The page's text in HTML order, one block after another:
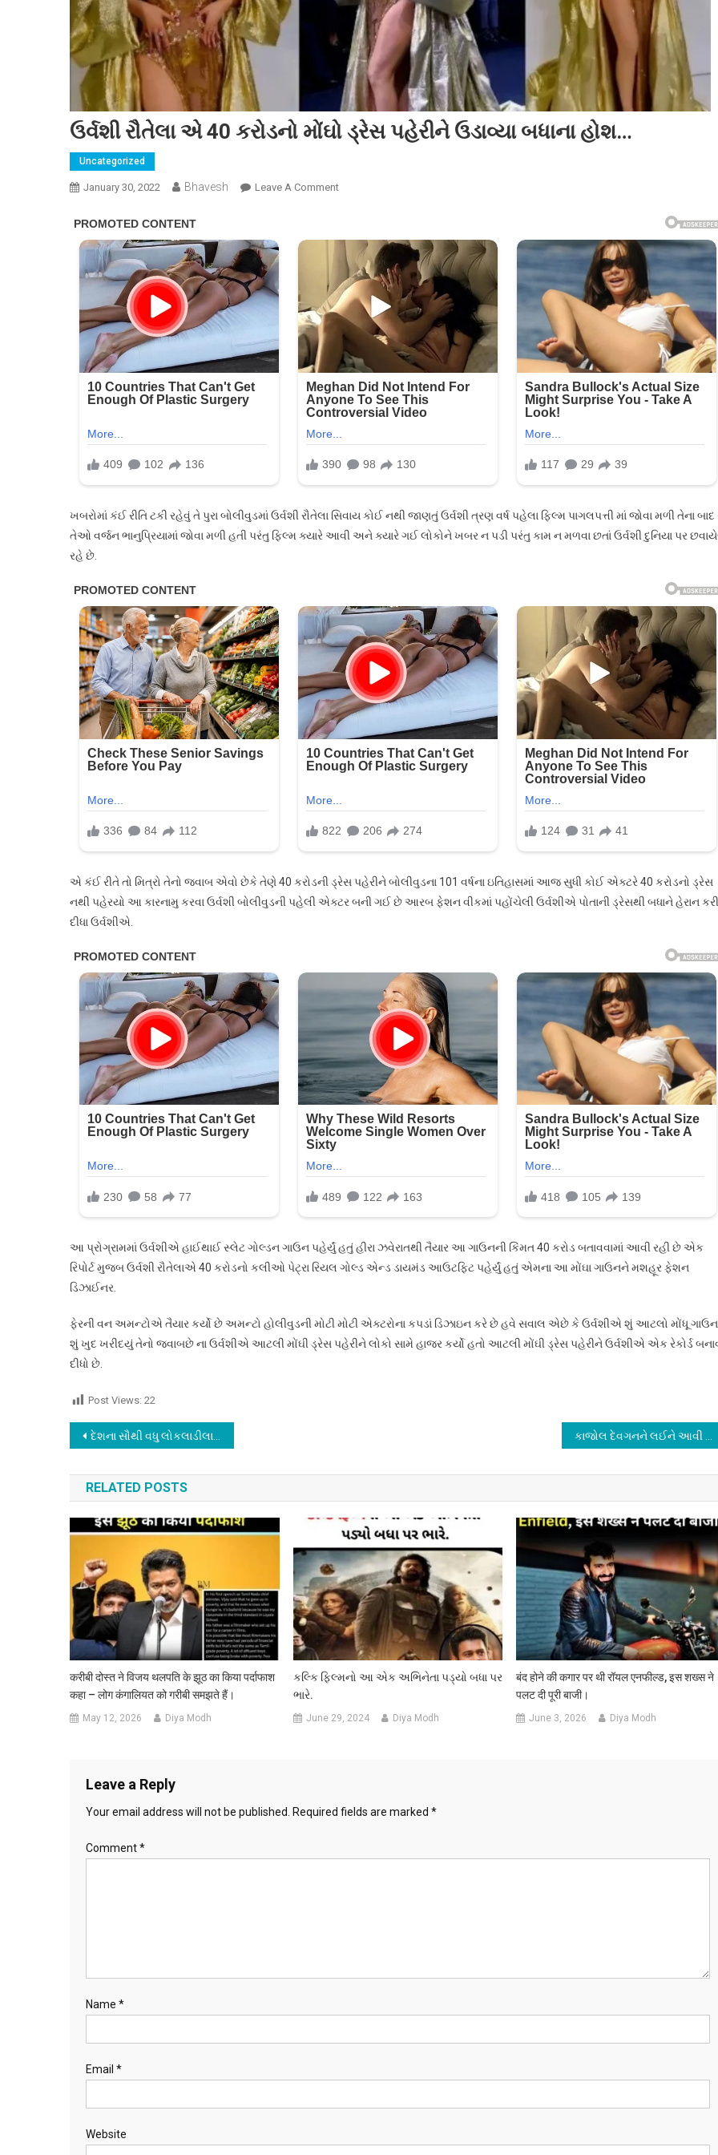
ઉર્વશી રૌતેલા એ 40 કરોડનો મોંઘો ડ્રેસ પહેરીને ઉડાવ્યા બધાના હોશ…
Uncategorized
January 30, 2022 Bhavesh Leave A CommentOn
એ
40
કરોડનો
મોંઘો
ડ્રેસ
પહેરીને
ઉડાવ્યા
બધાના
હોશ…
ખબરોમાં કંઈ રીતિ ટકી રહેવું તે પુરા બોલીવુડમાં ઉર્વશી રૌતેલા સિવાય કોઈ નથી જાણતું ઉર્વશી ત્રણ વર્ષ પહેલા ફિલ્મ પાગલપત્તી માં જોવા મળી તેના બાદ
તેઓ વર્જન ભાનુપ્રિયામાં જોવા મળી હતી પરંતુ ફિલ્મ ક્યારે આવી અને ક્યારે ગઈ લોકોને ખબર ન પડી પરંતુ કામ ન મળવા છતાં ઉર્વશી દુનિયા પર
રહે છે.
એ કંઈ રીતે તો મિત્રો તેનો જવાબ એવો છેકે તેણે 40 કરોડની ડ્રેસ પહેરીને બોલીવુડના 101 વર્ષના ઇતિહાસમાં આજ સુધી કોઈ એક્ટરે 40 કરોડનો ડ્રેસ
નથી પહેરયો આ કારનામુ કરવા ઉર્વશી બોલીવુડની પહેલી એક્ટર બની ગઈ છે આરબ ફેશન વીકમાં પહોંચેલી ઉર્વશીએ પોતાની ડ્રેસથી બધાને હેરાન કરી
દીધા ઉર્વશીએ.
આ પ્રોગ્રામમાં ઉર્વશીએ હાઈથાઈ સ્લેટ ગોલ્ડન ગાઉન પહેર્યું હતું હીરા ઝવેરાતથી તૈયાર આ ગાઉનની કિંમત 40 કરોડ બતાવવામાં આવી રહી છે એક
રિપોર્ટ મુજબ ઉર્વશી રૌતેલાએ 40 કરોડનો કલીઓ પેટ્રા રિયલ ગોલ્ડ એન્ડ ડાયમંડ આઉટફિટ પહેર્યું હતું એમના આ મોંઘા ગાઉનને મશહૂર ફેશન
ડિઝાઈનર.
ફેરની વન અમન્ટોએ તૈયાર કર્યો છે અમન્ટો હોલીવુડની મોટી મોટી એક્ટરોના કપડાં ડિઝાઇન કરે છે હવે સવાલ એછે કે ઉર્વશીએ શું આટલો મોંધૂ ગાઉન
શું ખુદ ખરીદયું તેનો જવાબછે ના ઉર્વશીએ આટલી મોંઘી ડ્રેસ પહેરીને લોકો સામે હાજર કર્યો હતો આટલી મોંઘી ડ્રેસ પહેરીને ઉર્વશીએ એક રેકોર્ડ
દીધો છે.
Post Views: 22
Post
navigation
દેશના સૌથી વધુ લોકલાડીલા બિઝનેશમેન રતન ટાટા પર બનશે મોટી ફિલ્મ… કાજોલ દેવગનને લઈને આવી દુઃખદ ખબર જાણો વિગતે…
RELATED POSTS
करीबी दोस्त ने विजय थलपति के झूठ का किया पर्दाफाश
कहा – लोग कंगालियत को गरीबी समझते हैं।
May 12, 2026 Diya Modh
કલ્કિ ફિલ્મનો આ એક અભિનેતા પડ્યો બધા પર
ભારે.
June 29, 2024 Diya Modh
बंद होने की कगार पर थी रॉयल एनफील्ड, इस शख्स ने
पलट दी पूरी बाजी।
June 3, 2026 Diya Modh
Leave a Reply
Your email address will not be published. Required fields are marked *
Comment*
Name *
Email *
Website